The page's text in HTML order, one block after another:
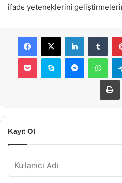
ifade yeteneklerini
Facebook
X LinkedIn
Pocket Skype Messenger
Kayıt Ol